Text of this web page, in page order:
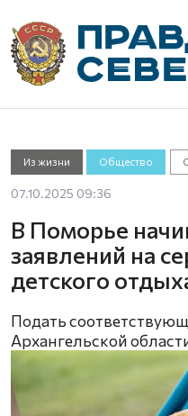
Из жизни Общество
07.10.2025 09:36
В Поморье
заявлений на
детского
Подать
Архангельской